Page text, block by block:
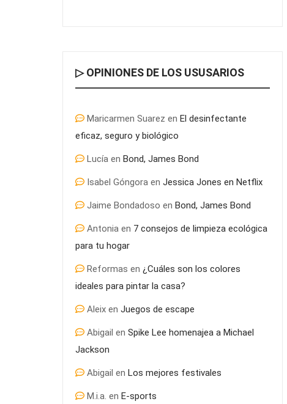
▷ OPINIONES DE LOS USUSARIOS
Maricarmen Suarez en El desinfectante
eficaz, seguro y biológico
Lucía en Bond, James Bond
Isabel Góngora en Jessica Jones en Netflix
Jaime Bondadoso en Bond, James Bond
Antonia en 7 consejos de limpieza ecológica
para tu hogar
Reformas en ¿Cuáles son los colores
ideales para pintar la casa?
Aleix en Juegos de escape
Abigail en Spike Lee homenajea a Michael
Jackson
Abigail en Los mejores festivales
M.i.a. en E-sports